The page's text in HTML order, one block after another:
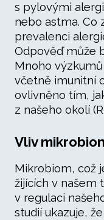
s pylovými
nebo astma. Co
prevalenci
Odpověď může
Mnoho
včetně imunitní
ovlivněno tím,
z našeho okolí
Vliv
Mikrobiom, což
žijících v našem
v regulaci
studií ukazuje,